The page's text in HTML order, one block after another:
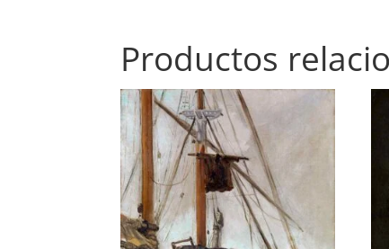
Productos